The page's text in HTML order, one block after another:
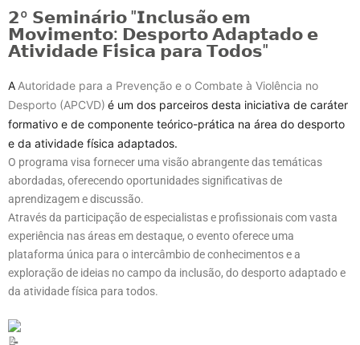
𝟮º 𝗦𝗲𝗺𝗶𝗻𝗮́𝗿𝗶𝗼 "𝗜𝗻𝗰𝗹𝘂𝘀𝗮̃𝗼 𝗲𝗺
𝗠𝗼𝘃𝗶𝗺𝗲𝗻𝘁𝗼: 𝗗𝗲𝘀𝗽𝗼𝗿𝘁𝗼 𝗔𝗱𝗮𝗽𝘁𝗮𝗱𝗼 𝗲
𝗔𝘁𝗶𝘃𝗶𝗱𝗮𝗱𝗲 𝗙𝗶́𝘀𝗶𝗰𝗮 𝗽𝗮𝗿𝗮 𝗧𝗼𝗱𝗼𝘀"
A Autoridade para a Prevenção e o Combate à Violência no
Desporto (APCVD) é um dos parceiros desta iniciativa de caráter
formativo e de componente teórico-prática na área do desporto
e da atividade física adaptados.
O programa visa fornecer uma visão abrangente das temáticas
abordadas, oferecendo oportunidades significativas de
aprendizagem e discussão.
Através da participação de especialistas e profissionais com vasta
experiência nas áreas em destaque, o evento oferece uma
plataforma única para o intercâmbio de conhecimentos e a
exploração de ideias no campo da inclusão, do desporto adaptado e
da atividade física para todos.